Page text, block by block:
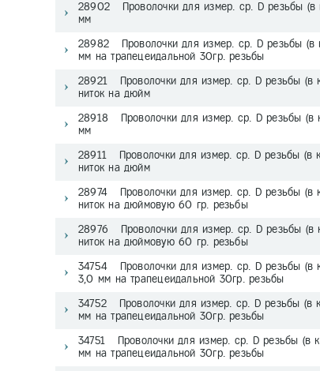
28902 Проволочки для измер. ср. D резьбы (в
мм
28982 Проволочки для измер. ср. D резьбы (в
мм на трапецеидальной 30гр. резьбы
28921 Проволочки для измер. ср. D резьбы (в
ниток на дюйм
28918 Проволочки для измер. ср. D резьбы (в
мм
28911 Проволочки для измер. ср. D резьбы (в
ниток на дюйм
28974 Проволочки для измер. ср. D резьбы (в
ниток на дюймовую 60 гр. резьбы
28976 Проволочки для измер. ср. D резьбы (в
ниток на дюймовую 60 гр. резьбы
34754 Проволочки для измер. ср. D резьбы
3,0 мм на трапецеидальной 30гр. резьбы
34752 Проволочки для измер. ср. D резьбы (в
мм на трапецеидальной 30гр. резьбы
34751 Проволочки для измер. ср. D резьбы (в
мм на трапецеидальной 30гр. резьбы